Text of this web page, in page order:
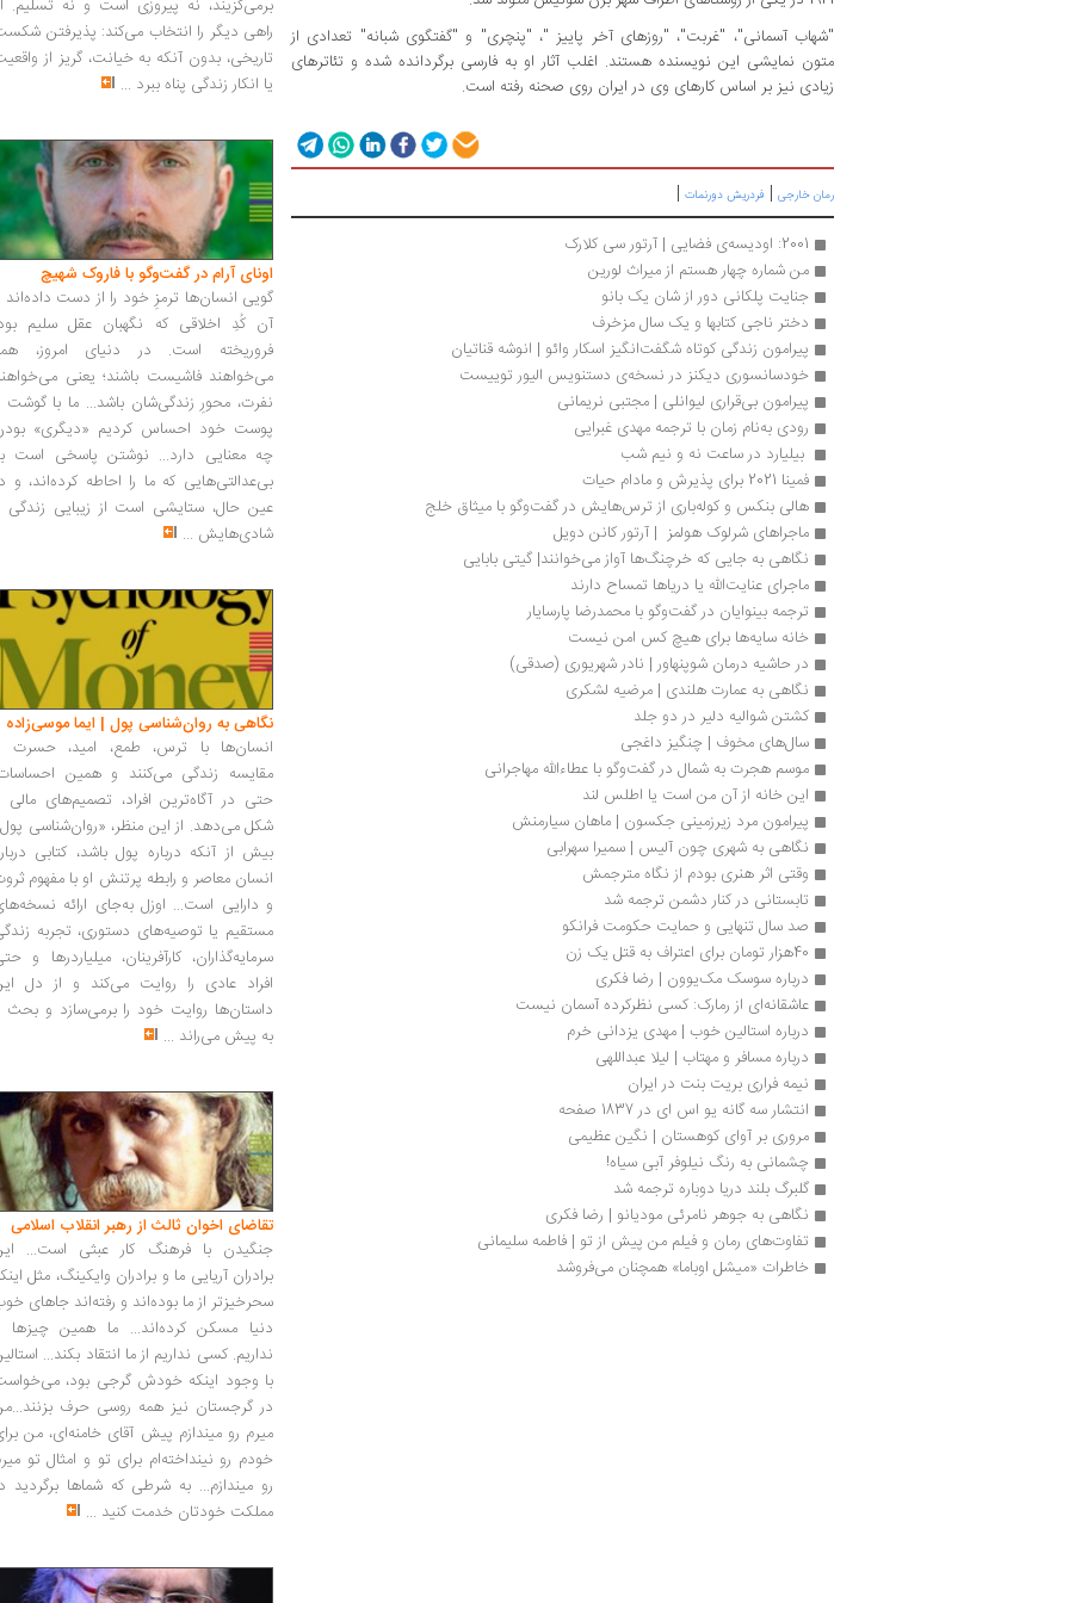
"شهاب آسمانی"، "غربت"، "روزهای آخر پاییز "، "پنچری" و "گفتگوی شبانه" تعدادی از
متون نمایشی این نویسنده هستند. اغلب آثار او به فارسی برگردانده شده و تئاترهای
زیادی نیز بر اساس کارهای وی در ایران روی صحنه رفته است.
رمان خارجی | فردریش دورنمات |
2001: اودیسه­‌ی فضایی | آرتور سی کلارک
من شماره چهار هستم از میراث لورین
جنایت پلکانی دور از شان یک بانو
دختر ناجی کتابها و یک سال مزخرف
پیرامون زندگی کوتاه شگفت‌انگیز اسکار وائو | انوشه قناتیان
خودسانسوری دیکنز در نسخه‌ی دستنویس الیور توییست
پیرامون بی‌قراری لیوانلی | مجتبی نریمانی
رودی به‌نام زمان با ترجمه مهدی غبرایی
بیلیارد در ساعت نه و نیم شب
فمینا 2021 برای پذیرش و مادام حیات
هالی بنکس و کوله‌باری از ترس‌هایش در گفت‌وگو با میثاق خلج
ماجراهای شرلوک هولمز  | آرتور کانن دویل
نگاهی به جایی که خرچنگ‌ها آواز می‌خوانند| گیتی بابایی
ماجرای عنایت‌الله یا دریاها تمساح دارند
ترجمه بینوایان در گفت‌وگو با محمدرضا پارسایار
خانه سایه‌ها برای‌ هیچ کس امن نیست
در حاشیه درمان شوپنهاور | نادر شهریوری (صدقی)
نگاهی به عمارت هلندی | مرضیه لشکری
کشتن شوالیه دلیر در دو جلد
سال‌های مخوف | چنگیز داغجی
موسم هجرت به شمال در گفت‌وگو با عطاءالله مهاجرانی
این خانه از آن من است یا اطلس لند
پیرامون مرد زیرزمینی جکسون | ماهان سیارمنش
نگاهی به شهری چون آلیس | سمیرا سهرابی
وقتی اثر هنری بودم از نگاه مترجمش
تابستانی در کنار دشمن ترجمه شد
صد سال تنهایی و حمایت حکومت فرانکو
40هزار تومان برای اعتراف به قتل یک زن
درباره سوسک مک‌یوون | رضا فکری
عاشقانه‌ای از رمارک: کسی نظرکرده آسمان نیست
درباره استالین خوب | مهدی یزدانی خرم
درباره مسافر و مهتاب | لیلا عبداللهی
نیمه فراری بریت بنت در ایران
انتشار سه گانه یو اس ای در 1837 صفحه
مروری بر آوای کوهستان | نگین عظیمی
چشمانی به رنگ نیلوفر آبی سیاه!
گلبرگ بلند دریا دوباره ترجمه شد
نگاهی به جوهر نامرئی مودیانو | رضا فکری
تفاوت‌های رمان و فیلم من پیش از تو | فاطمه سلیمانی
خاطرات «میشل اوباما» همچنان می‌فروشد
برمی‌گزیند، نه پیروزی است و نه تسلیم.
راهی دیگر را انتخاب می‌کند: پذیرفتن
تاریخی، بدون آنکه به خیانت، گریز از
یا انکار زندگی پناه ببرد ...
اونای آرام در گفت‌وگو با فاروک شهیچ‭
گویی انسان‌ها ترمزِ خود را از دست داده‌اند
آن کُدِ اخلاقی که نگهبان عقل سلیم
فروریخته است. در دنیای امروز،
می‌خواهند فاشیست باشند؛ یعنی
نفرت، محورِ زندگی‌شان باشد... ما با گوشت
پوست خود احساس کردیم «دیگری»
چه معنایی دارد... نوشتن پاسخی است
بی‌عدالتی‌هایی که ما را احاطه کرده‌اند، و
عین حال، ستایشی است از زیبایی زندگی
شادی‌هایش ...
نگاهی به روان‌شناسی پول | ایما موسی‌زاده
انسان‌ها با ترس، طمع، امید، حسرت
مقایسه زندگی می‌کنند و همین
حتی در آگاه‌ترین افراد، تصمیم‌های مالی
شکل می‌دهد. از این منظر، «روان‌شناسی
بیش از آنکه درباره پول باشد، کتابی
انسان معاصر و رابطه پرتنش او با مفهوم
و دارایی است... اوزل به‌جای ارائه
مستقیم یا توصیه‌های دستوری، تجربه
سرمایه‌گذاران، کارآفرینان، میلیاردرها و
افراد عادی را روایت می‌کند و از دل
داستان‌ها روایت خود را برمی‌سازد و بحث
به پیش می‌راند ...
تقاضای اخوان ثالث از رهبر انقلاب اسلامی
جنگیدن با فرهنگ کار عبثی است...
برادران آریایی ما و برادران وایکینگ، مثل
سحرخیزتر از ما بوده‌اند و رفته‌اند جاهای
دنیا مسکن کرده‌اند... ما همین چیزها
نداریم. کسی نداریم از ما انتقاد بکند...
با وجود اینکه خودش گرجی بود،
در گرجستان نیز همه روسی حرف
میرم رو میندازم پیش آقای خامنه‌ای، من
خودم رو نینداخته‌ام برای تو و امثال تو
رو میندازم... به شرطی که شماها برگردید
مملکت خودتان خدمت کنید ...